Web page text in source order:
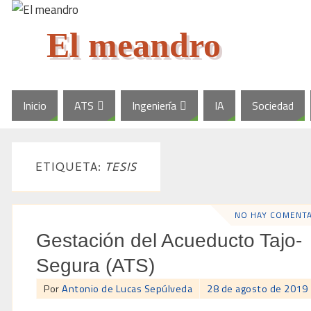
El meandro
Inicio ATS Ingeniería IA Sociedad
ETIQUETA: TESIS
NO HAY
Gestación del Acueducto Tajo-
Segura (ATS)
PorAntonio de Lucas Sepúlveda 28 de agosto de 2019